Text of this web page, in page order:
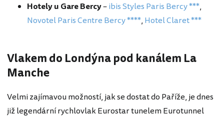
Hotely u Gare Bercy–ibis Styles Paris Bercy ***,
Novotel Paris Centre Bercy ****, Hotel Claret ***
Vlakem do Londýna pod kanálem La
Manche
Velmi zajímavou možností, jak se dostat do Paříže, je dnes
již legendární rychlovlak Eurostar tunelem Eurotunnel